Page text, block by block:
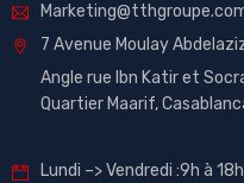
7 Avenue Moulay
Angle rue Ibn Katir et
Quartier Maarif,
Lundi –> Vendredi :9h à 18h